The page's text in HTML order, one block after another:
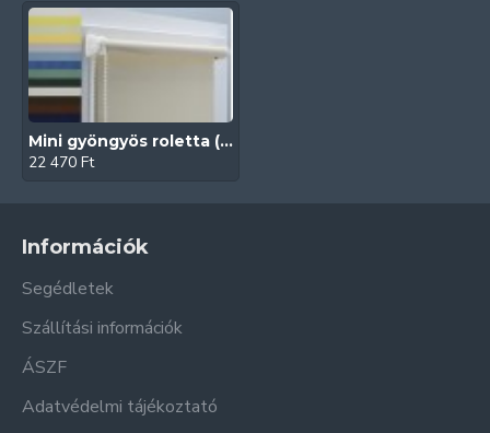
Mini gyöngyös roletta (Natural)
22 470 Ft
Információk
Segédletek
Szállítási információk
ÁSZF
Adatvédelmi tájékoztató